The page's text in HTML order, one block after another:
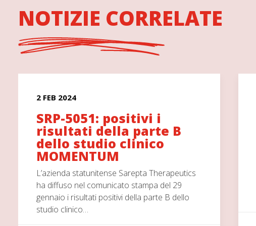
NOTIZIE CORRELATE
2 FEB 2024
SRP-5051: positivi i
risultati della parte B
dello studio clinico
MOMENTUM
L’azienda statunitense Sarepta Therapeutics
ha diffuso nel comunicato stampa del 29
gennaio i risultati positivi della parte B dello
studio clinico…